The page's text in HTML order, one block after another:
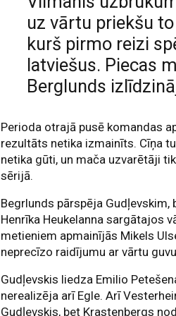
uz vārtu priekšu
kurš pirmo reizi
latviešus. Piecas
Berglunds
Perioda otrajā pusē komandas
rezultāts netika izmainīts. Cīņa
netika gūti, un mača uzvarētāji
sērijā.
Begrlunds pārspēja
Henrīka Heukelanna sargātajos
metieniem apmainījās Mikels
neprecīzo raidījumu ar vārtu
Gudļevskis liedza Emilio
nerealizēja arī Egle. Arī
Gudļevskis, bet Krastenbergs